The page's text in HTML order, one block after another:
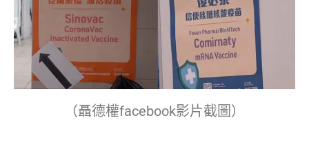
（聶德權facebook影片截圖）